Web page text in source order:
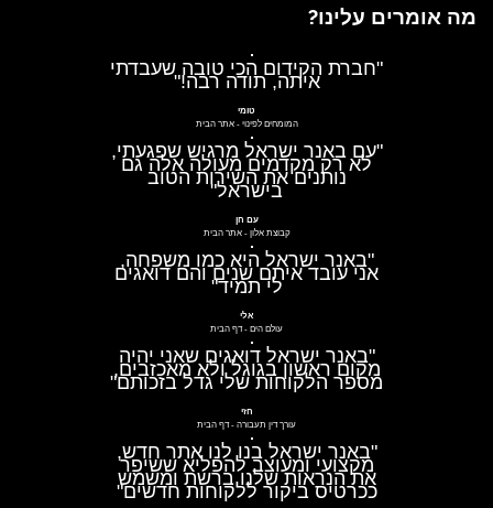
מה אומרים עלינו?
"חברת הקידום הכי טובה שעבדתי
איתה, תודה רבה!"
טומי
המומחים לפינוי-אתר הבית
"עם באנר ישראל מרגיש שפגעתי,
לא רק מקדמים מעולה אלה גם
נותנים את השירות הטוב
בישראל"
עם חן
קבוצת אלון -אתר הבית
"באנר ישראל היא כמו משפחה,
אני עובד איתם שנים והם דואגים
לי תמיד"
אלי
עולם הים -דף הבית
"באנר ישראל דואגים שאני יהיה
מקום ראשון בגוגל ולא מאכזבים,
מספר הלקוחות שלי גדל בזכותם"
חזי
עורך דין תעבורה -דף הבית
"באנר ישראל בנו לנו אתר חדש,
מקצועי ומעוצב להפליא ששיפר
את הנראות שלנו ברשת ומשמש
ככרטיס ביקור ללקוחות חדשים"